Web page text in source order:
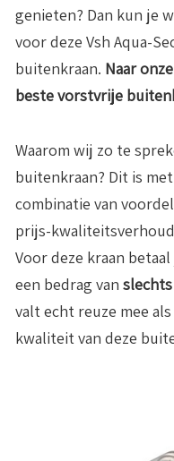
genieten? Dan kun je
voor deze Vsh Aqua-
buitenkraan. Naar
beste vorstvrije
Waarom wij zo te
buitenkraan? Dit is
combinatie van
prijs-
Voor deze kraan
een bedrag van
valt echt reuze mee
kwaliteit van deze